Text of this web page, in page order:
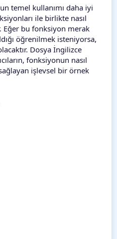
temel kullanımı daha iyi
ile birlikte nasıl
Eğer bu fonksiyon merak
öğrenilmek isteniyorsa,
Dosya İngilizce
fonksiyonun nasıl
sağlayan işlevsel bir örnek